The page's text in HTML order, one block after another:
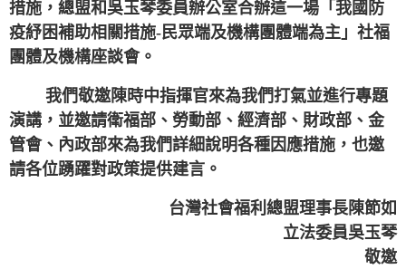
措施，總盟和吳玉琴委員辦公室合辦這一場「我國防
疫紓困補助相關措施-民眾端及機構團體端為主」社福
團體及機構座談會。
我們敬邀陳時中指揮官來為我們打氣並進行專題
演講，並邀請衛福部、勞動部、經濟部、財政部、金
管會、內政部來為我們詳細說明各種因應措施，也邀
請各位踴躍對政策提供建言。
台灣社會福利總盟理事長陳節如
立法委員吳玉琴
敬邀